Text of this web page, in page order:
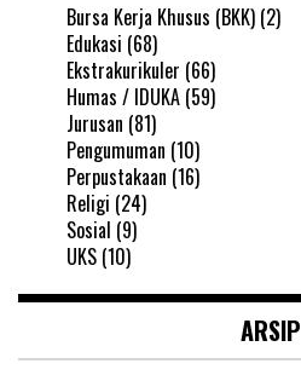
Bursa Kerja Khusus (BKK) (2)
Edukasi (68)
Ekstrakurikuler (66)
Humas / IDUKA (59)
Jurusan (81)
Pengumuman (10)
Perpustakaan (16)
Religi (24)
Sosial (9)
UKS (10)
ARSIP